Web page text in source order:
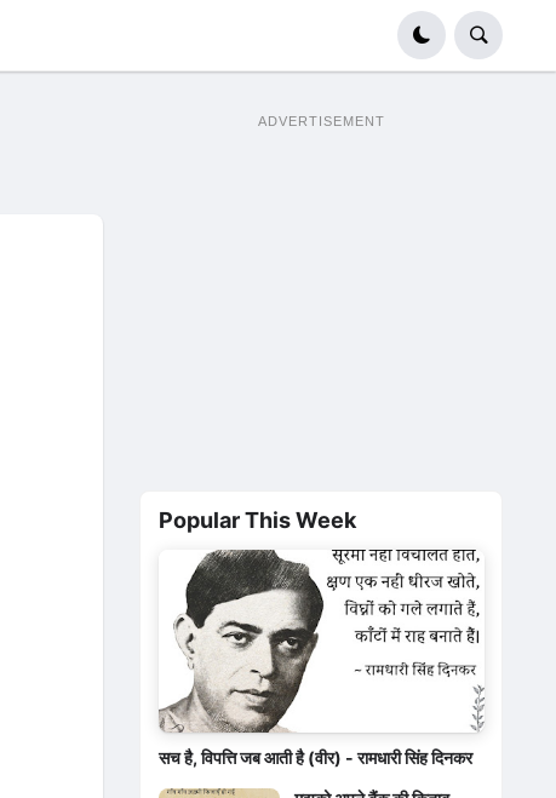
ADVERTISEMENT
Popular This Week
सच है, विपत्ति जब आती है (वीर) - रामधारी सिंह दिनकर